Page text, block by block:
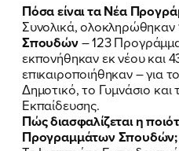
Πόσα είναι τα Νέα
Συνολικά, ολοκληρώθηκαν
Σπουδών– 123
εκπονήθηκαν εκ νέου
επικαιροποιήθηκαν – για
Δημοτικό, το Γυμνάσιο και
Εκπαίδευσης.
Πώς διασφαλίζεται η
Προγραμμάτων Σπουδών;